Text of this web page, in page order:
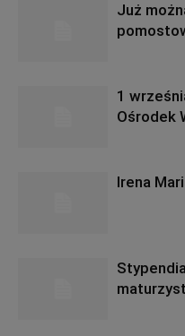
Już
1
Ośrodek
Irena